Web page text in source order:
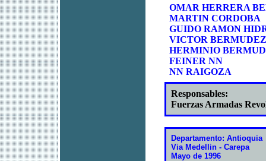
OMAR HERRERA
MARTIN CORDOBA
GUIDO RAMON
VICTOR BERMUDEZ
HERMINIO
FEINER NN
NN RAIGOZA
Responsables:
Fuerzas Armadas
Departamento: Antioquia
Via Medellin - Carepa
Mayo de 1996